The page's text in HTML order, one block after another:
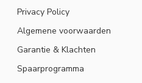
Privacy Policy
Algemene voorwaarden
Garantie & Klachten
Spaarprogramma